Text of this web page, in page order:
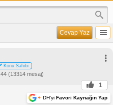
Cevap Yaz
Konu Sahibi
(13314 mesaj)
1
+ DH'yi Favori Kaynağın Yap